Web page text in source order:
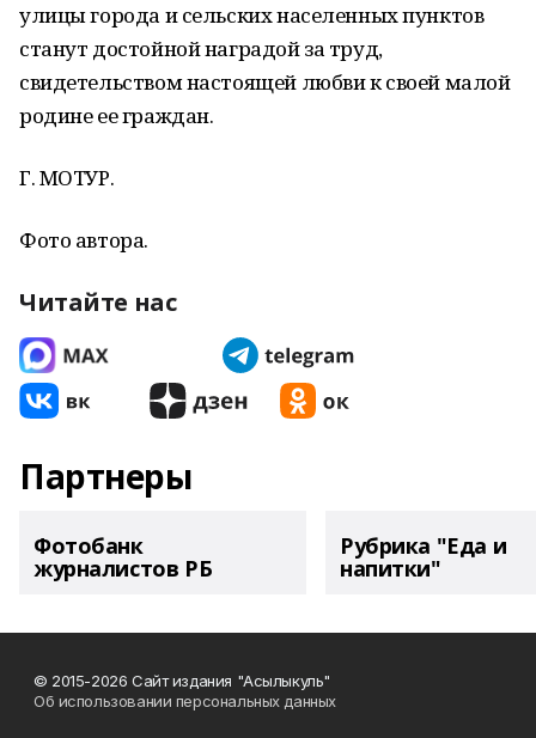
улицы города и сельских населенных пунктов
станут достойной наградой за труд,
свидетельством настоящей любви к своей малой
родине ее граждан.
Г. МОТУР.
Фото автора.
Читайте нас
Партнеры
Фотобанк
журналистов РБ
Рубрика "Еда и
напитки"
© 2015-2026 Сайт издания "Асылыкуль"
Об использовании персональных данных